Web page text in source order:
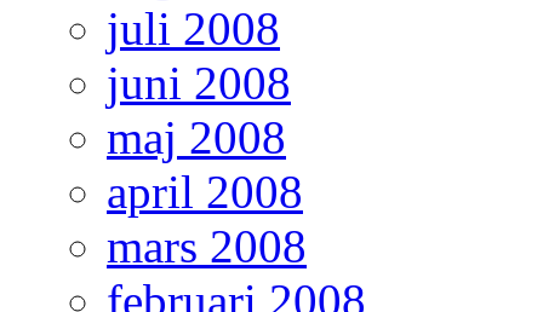
juli 2008
juni 2008
maj 2008
april 2008
mars 2008
februari 2008